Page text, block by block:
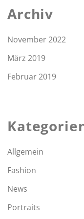
Archiv
November 2022
März 2019
Februar 2019
Allgemein
Fashion
News
Portraits